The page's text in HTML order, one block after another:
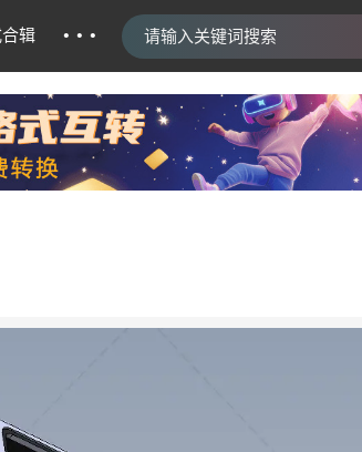
辑 ···